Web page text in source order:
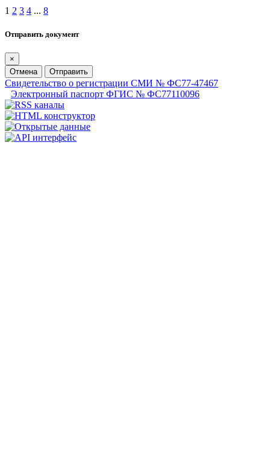
1 2 3 4 ... 8
Отправить документ
×
Отмена
Отправить
Свидетельство о регистрации СМИ № ФС77-47467
Электронный паспорт ФГИС № ФС77110096